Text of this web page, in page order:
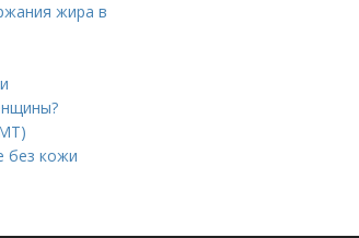
жира в
без кожи